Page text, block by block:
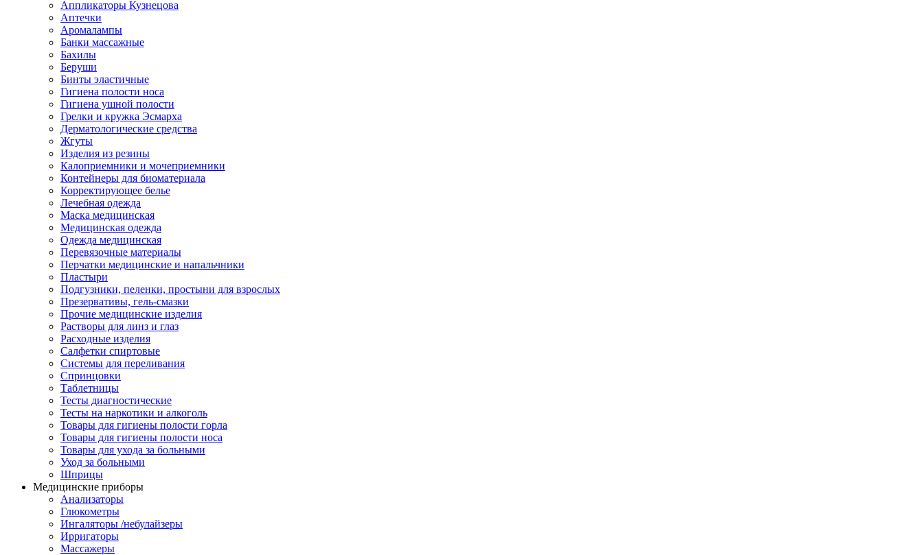
Аппликаторы Кузнецова
Аптечки
Аромалампы
Банки массажные
Бахилы
Беруши
Бинты эластичные
Гигиена полости носа
Гигиена ушной полости
Грелки и кружка Эсмарха
Дерматологические средства
Жгуты
Изделия из резины
Калоприемники и мочеприемники
Контейнеры для биоматериала
Корректирующее белье
Лечебная одежда
Маска медицинская
Медицинская одежда
Одежда медицинская
Перевязочные материалы
Перчатки медицинские и напальчники
Пластыри
Подгузники, пеленки, простыни для взрослых
Презервативы, гель-смазки
Прочие медицинские изделия
Растворы для линз и глаз
Расходные изделия
Салфетки спиртовые
Системы для переливания
Спринцовки
Таблетницы
Тесты диагностические
Тесты на наркотики и алкоголь
Товары для гигиены полости горла
Товары для гигиены полости носа
Товары для ухода за больными
Уход за больными
Шприцы
Медицинские приборы
Анализаторы
Глюкометры
Ингаляторы /небулайзеры
Ирригаторы
Массажеры